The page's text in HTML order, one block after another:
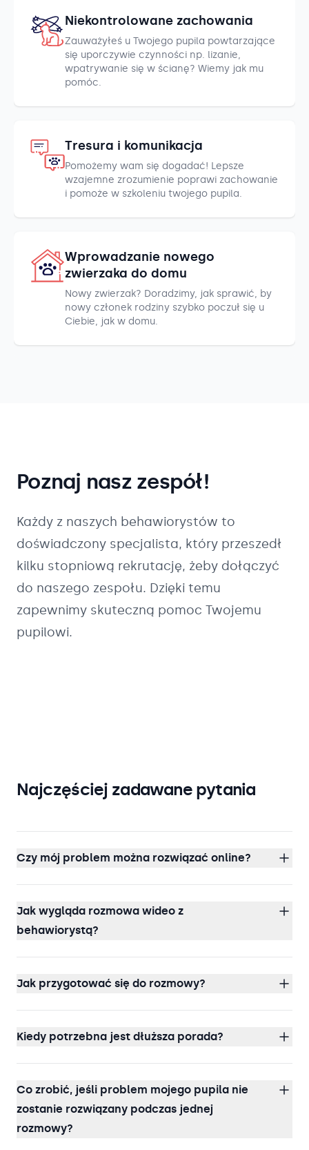
Niekontrolowane zachowania
Zauważyłeś u Twojego pupila powtarzające
się uporczywie czynności np. lizanie,
wpatrywanie się w ścianę? Wiemy jak mu
pomóc.
Tresura i komunikacja
Pomożemy wam się dogadać! Lepsze
wzajemne zrozumienie poprawi zachowanie
i pomoże w szkoleniu twojego pupila.
Wprowadzanie nowego
zwierzaka do domu
Nowy zwierzak? Doradzimy, jak sprawić, by
nowy członek rodziny szybko poczuł się u
Ciebie, jak w domu.
Poznaj nasz zespół!
Każdy z naszych behawiorystów to
doświadczony specjalista, który przeszedł
kilku stopniową rekrutację, żeby dołączyć
do naszego zespołu. Dzięki temu
zapewnimy skuteczną pomoc Twojemu
pupilowi.
Najczęściej zadawane pytania
Czy mój problem można rozwiązać online?
Jak wygląda rozmowa wideo z
behawiorystą?
Jak przygotować się do rozmowy?
Kiedy potrzebna jest dłuższa porada?
Co zrobić, jeśli problem mojego pupila nie
zostanie rozwiązany podczas jednej
rozmowy?